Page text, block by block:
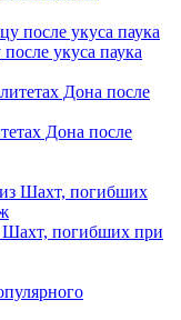
укуса паука
Дона после
Шахт, погибших при